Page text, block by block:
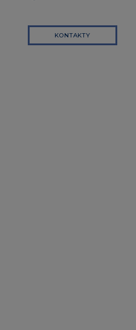
KONTAKTY